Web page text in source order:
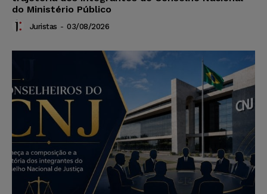
do Ministério Público
Juristas - 03/08/2026